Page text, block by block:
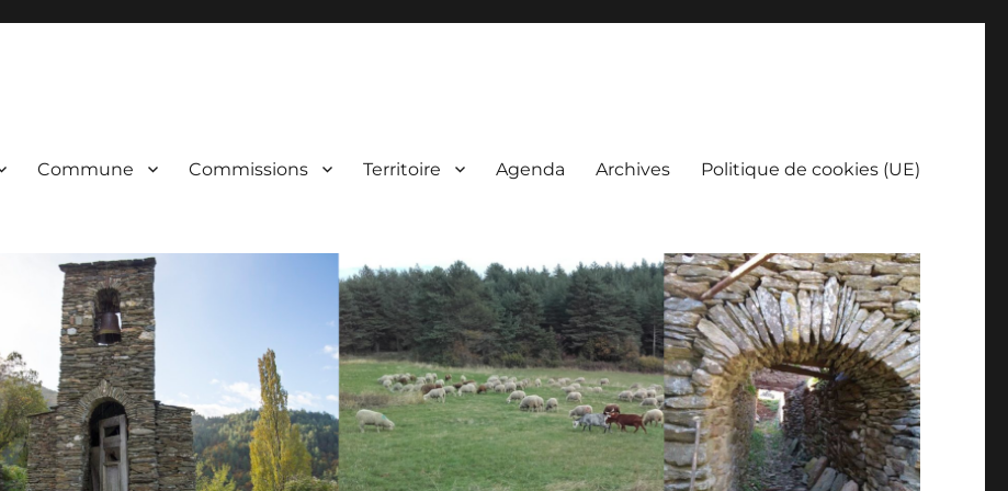
Commune Commissions Territoire Agenda Archives Politique de cookies (UE)